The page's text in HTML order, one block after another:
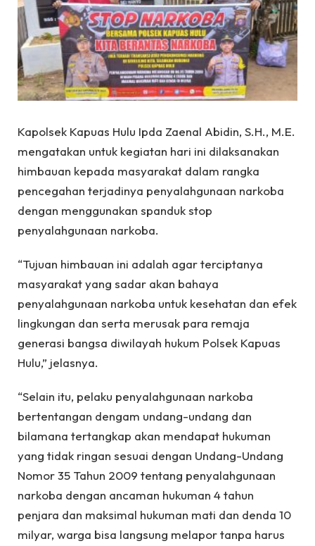
Kapolsek Kapuas Hulu Ipda Zaenal Abidin, S.H., M.E.
mengatakan untuk kegiatan hari ini dilaksanakan
himbauan kepada masyarakat dalam rangka
pencegahan terjadinya penyalahgunaan narkoba
dengan menggunakan spanduk stop
penyalahgunaan narkoba.
“Tujuan himbauan ini adalah agar terciptanya
masyarakat yang sadar akan bahaya
penyalahgunaan narkoba untuk kesehatan dan efek
lingkungan dan serta merusak para remaja
generasi bangsa diwilayah hukum Polsek Kapuas
Hulu,” jelasnya.
“Selain itu, pelaku penyalahgunaan narkoba
bertentangan dengam undang-undang dan
bilamana tertangkap akan mendapat hukuman
yang tidak ringan sesuai dengan Undang-Undang
Nomor 35 Tahun 2009 tentang penyalahgunaan
narkoba dengan ancaman hukuman 4 tahun
penjara dan maksimal hukuman mati dan denda 10
milyar, warga bisa langsung melapor tanpa harus